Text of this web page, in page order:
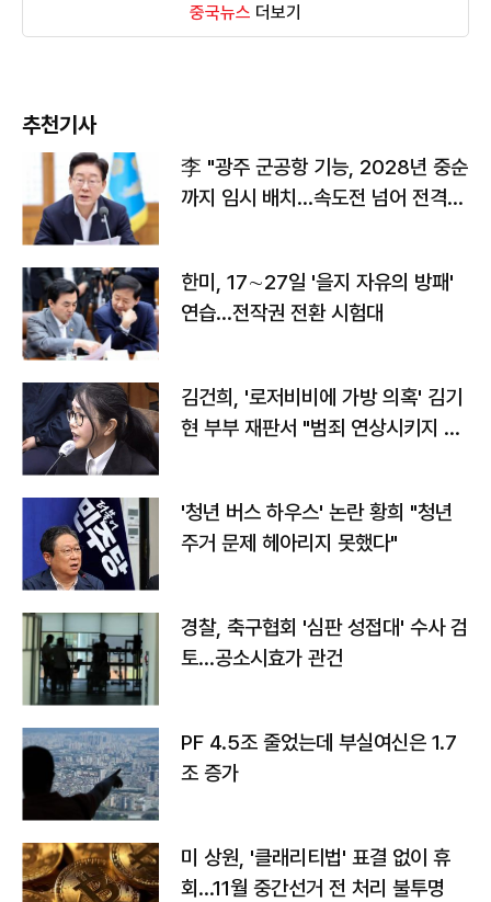
중국뉴스 더보기
추천기사
李 "광주 군공항 기능, 2028년 중순
까지 임시 배치…속도전 넘어 전격
한미, 17∼27일 '을지 자유의 방패'
연습…전작권 전환 시험대
김건희, '로저비비에 가방 의혹' 김기
현 부부 재판서 "범죄 연상시키지 말
'청년 버스 하우스' 논란 황희 "청년
주거 문제 헤아리지 못했다"
경찰, 축구협회 '심판 성접대' 수사 검
토…공소시효가 관건
PF 4.5조 줄었는데 부실여신은 1.7
조 증가
미 상원, '클래리티법' 표결 없이 휴
회…11월 중간선거 전 처리 불투명